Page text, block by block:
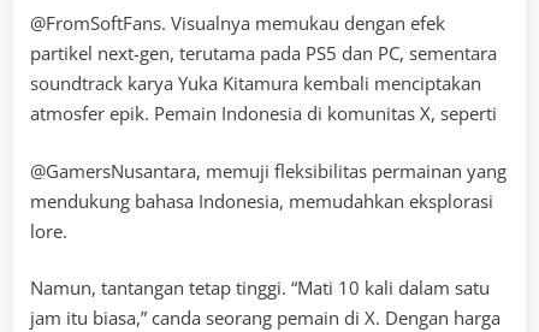
@FromSoftFans. Visualnya memukau dengan efek
partikel next-gen, terutama pada PS5 dan PC, sementara
soundtrack karya Yuka Kitamura kembali menciptakan
atmosfer epik. Pemain Indonesia di komunitas X, seperti
@GamersNusantara, memuji fleksibilitas permainan yang
mendukung bahasa Indonesia, memudahkan eksplorasi
lore.
Namun, tantangan tetap tinggi. “Mati 10 kali dalam satu
jam itu biasa,” canda seorang pemain di X. Dengan harga